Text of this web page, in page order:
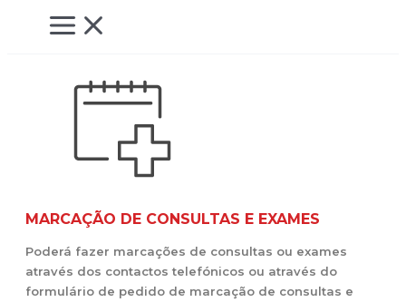
MARCAÇÃO DE CONSULTAS E EXAMES
Poderá fazer marcações de consultas ou exames
através dos contactos telefónicos ou através do
formulário de pedido de marcação de consultas e